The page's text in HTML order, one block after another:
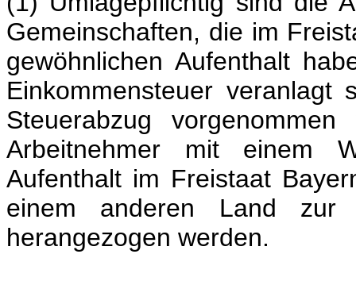
Gemeinschaften, die im
gewöhnlichen Aufenthalt
Einkommensteuer
Steuerabzug
Arbeitnehmer mit einem
Aufenthalt im Freistaat
einem anderen Land zur
herangezogen werden.